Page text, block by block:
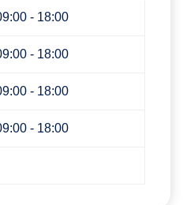
- 18:00
- 18:00
- 18:00
- 18:00